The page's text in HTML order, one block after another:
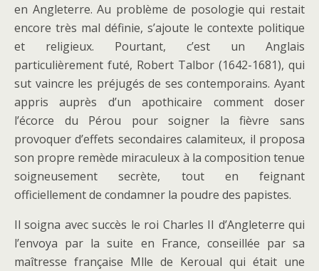
en Angleterre. Au problème de posologie qui restait
encore très mal définie, s’ajoute le contexte politique
et religieux. Pourtant, c’est un Anglais
particulièrement futé, Robert Talbor (1642-1681), qui
sut vaincre les préjugés de ses contemporains. Ayant
appris auprès d’un apothicaire comment doser
l’écorce du Pérou pour soigner la fièvre sans
provoquer d’effets secondaires calamiteux, il proposa
son propre remède miraculeux à la composition tenue
soigneusement secrète, tout en feignant
officiellement de condamner la poudre des papistes.
Il soigna avec succès le roi Charles II d’Angleterre qui
l’envoya par la suite en France, conseillée par sa
maîtresse française Mlle de Keroual qui était une